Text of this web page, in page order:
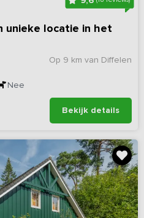
unieke locatie in het
Op 9 km van Diffelen
Nee
Bekijk details